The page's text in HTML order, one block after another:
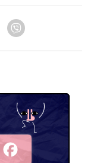
Telegram